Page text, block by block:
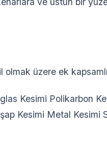
olmak üzere ek
Kesimi Polikarbon
Kesimi Metal Kesimi